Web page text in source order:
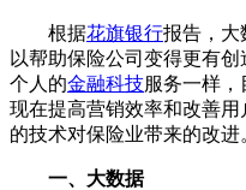
根据花旗银行报告，大
以帮助保险公司变得更有
个人的金融科技服务一样
现在提高营销效率和改善
的技术对保险业带来的改进
一、大数据